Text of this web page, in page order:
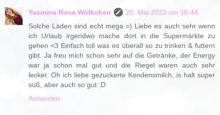
Yasmina Rosa Wölkchen
25. Mai 2023 um 16:44
Solche Läden sind echt mega =) Liebe es auch sehr wenn
ich Urlaub irgendwo mache dort in die Supermärkte zu
gehen <3 Einfach toll was es überall so zu trinken & futtern
gibt. Ja freu mich schon sehr auf die Getränke, der Energy
war ja schon mal gut und die Riegel waren auch sehr
lecker. Oh ich liebe gezuckerte Kondensmilch, is halt super
süß, aber auch so gut :D
Antworten